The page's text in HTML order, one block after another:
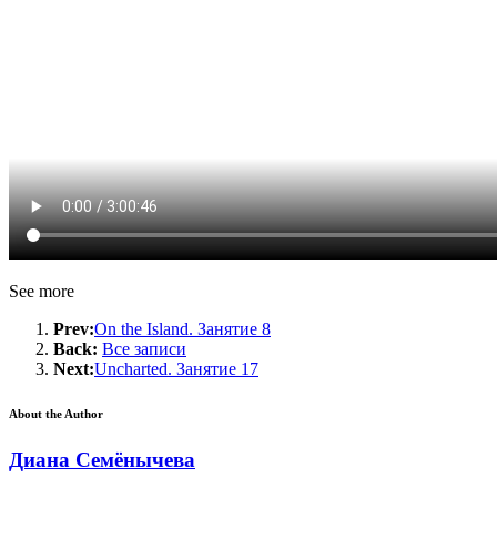
See more
Prev:On the Island. Занятие 8
Back: Все записи
Next:Uncharted. Занятие 17
About the Author
Диана Семёнычева